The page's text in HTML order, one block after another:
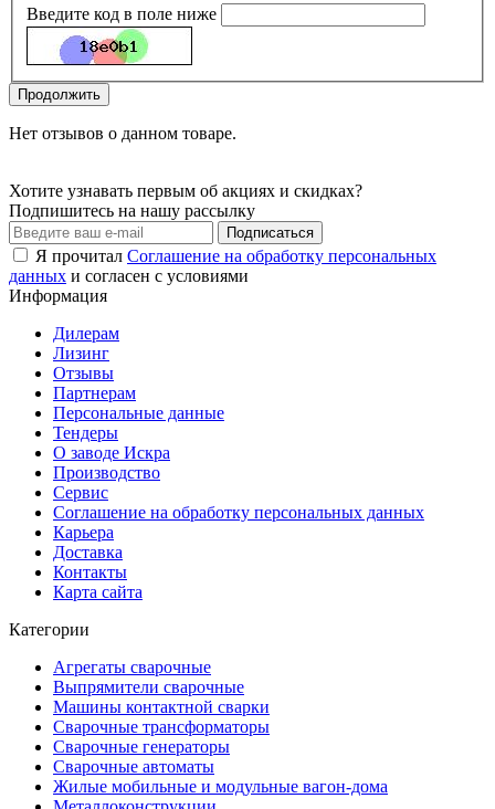
Введите код в поле ниже
Продолжить
Нет отзывов о данном товаре.
Хотите узнавать первым об акциях и скидках?
Подпишитесь на нашу рассылку
Подписаться
Я прочитал Соглашение на обработку персональных
данных и согласен с условиями
Информация
Дилерам
Лизинг
Отзывы
Партнерам
Персональные данные
Тендеры
О заводе Искра
Производство
Сервис
Соглашение на обработку персональных данных
Карьера
Доставка
Контакты
Карта сайта
Категории
Агрегаты сварочные
Выпрямители сварочные
Машины контактной сварки
Сварочные трансформаторы
Сварочные генераторы
Сварочные автоматы
Жилые мобильные и модульные вагон-дома